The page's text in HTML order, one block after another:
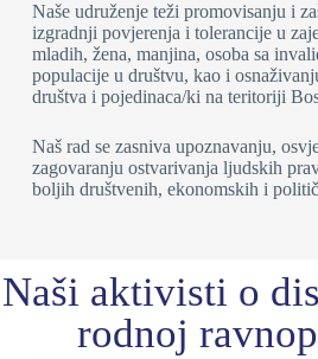
Naše udruženje teži promovisanju i
izgradnji povjerenja i tolerancije u
mladih, žena, manjina, osoba sa
populacije u društvu, kao i
društva i pojedinaca/ki na teritoriji
Naš rad se zasniva upoznavanju,
zagovaranju ostvarivanja ljudskih
boljih društvenih, ekonomskih i
Naši aktivisti o
rodnoj